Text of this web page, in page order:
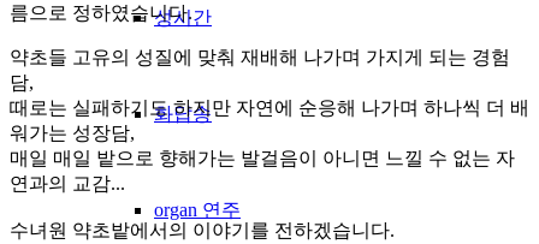
성시간
화답송
organ 연주
름으로 정하였습니다.
약초들 고유의 성질에 맞춰 재배해 나가며 가지게 되는 경험
담,
때로는 실패하기도 하지만 자연에 순응해 나가며 하나씩 더 배
워가는 성장담,
매일 매일 밭으로 향해가는 발걸음이 아니면 느낄 수 없는 자
연과의 교감...
수녀원 약초밭에서의 이야기를 전하겠습니다.